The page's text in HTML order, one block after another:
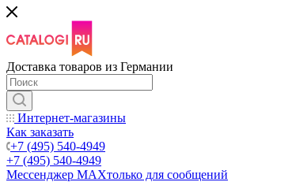
Доставка товаров из Германии
Интернет-магазины
Как заказать
+7 (495) 540-4949
+7 (495) 540-4949
Мессенджер МАХтолько для сообщений